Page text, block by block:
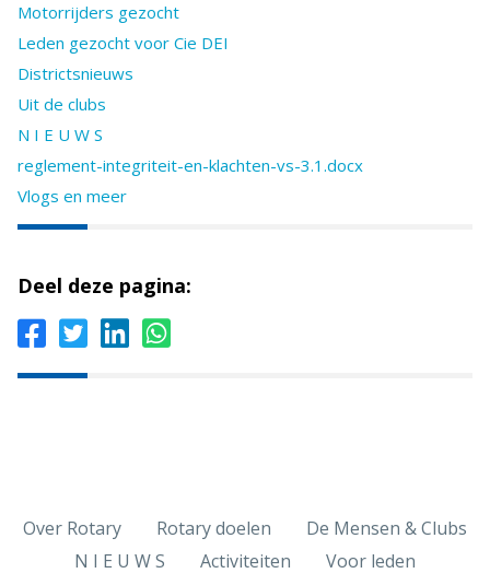
Motorrijders gezocht
Leden gezocht voor Cie DEI
Districtsnieuws
Uit de clubs
N I E U W S
reglement-integriteit-en-klachten-vs-3.1.docx
Vlogs en meer
Deel deze pagina:
Over Rotary Rotary doelen
De Mensen & Clubs
N I E U W S
Activiteiten Voor leden